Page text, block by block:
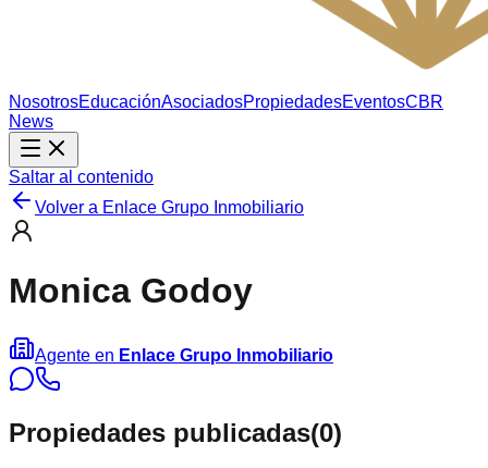
NosotrosEducaciónAsociadosPropiedadesEventosCBR
News
Saltar al contenido
Volver a Enlace Grupo Inmobiliario
Monica Godoy
Agente en Enlace Grupo Inmobiliario
Propiedades publicadas(0)